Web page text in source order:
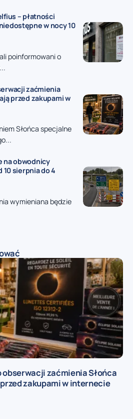
– płatności
w nocy 10
poinformowani o
zaćmienia
przed zakupami w
Słońca specjalne
na obwodnicy
sierpnia do 4
wymieniana będzie
obserwacji zaćmienia Słońca
zakupami w internecie